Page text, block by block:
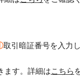
取引暗証番号を入力し
ます。詳細はこちら